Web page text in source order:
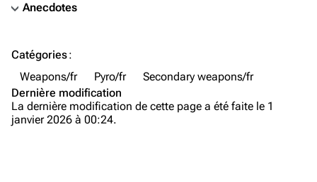
Navigation
Page d’accueil
À propos
Anecdotes
Catégories:
Weapons/fr
Pyro/fr
Secondary weapons/fr
Dernière modification
La dernière modification de cette page a été faite le 1
janvier 2026 à 00:24.